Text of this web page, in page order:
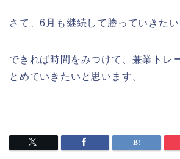
さて、6月も継続して勝っていきたい
できれば時間をみつけて、兼業トレ
とめていきたいと思います。